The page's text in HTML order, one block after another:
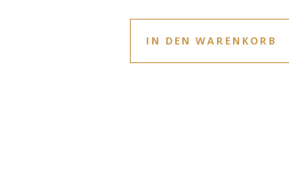
IN DEN WARENKORB